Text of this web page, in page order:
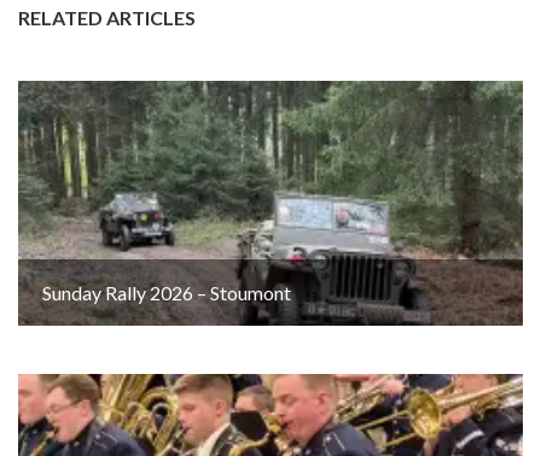
RELATED ARTICLES
Sunday Rally 2026 – Stoumont